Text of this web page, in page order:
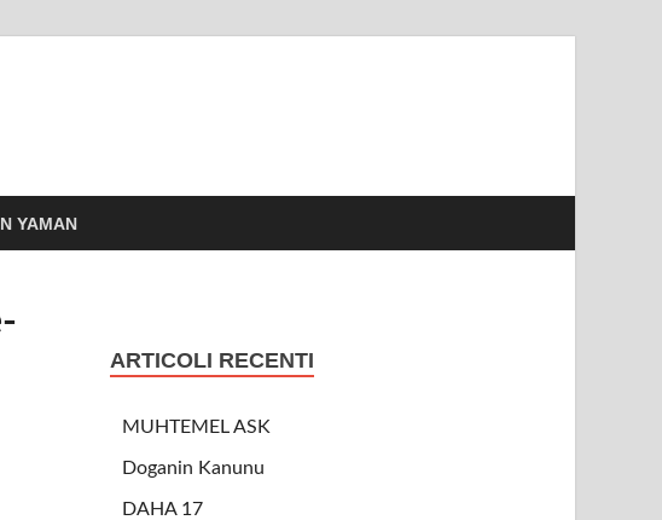
YAMAN
ARTICOLI RECENTI
MUHTEMEL ASK
Doganin Kanunu
DAHA 17